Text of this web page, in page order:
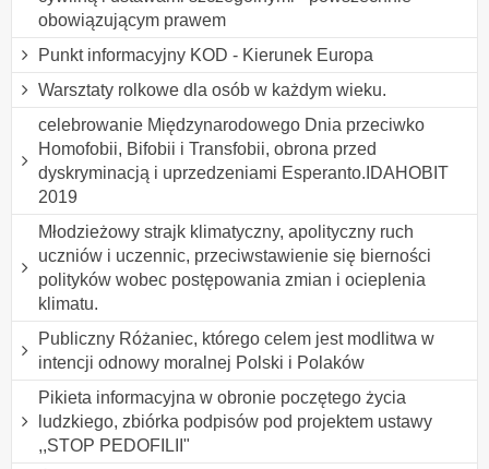
obowiązującym prawem
Punkt informacyjny KOD - Kierunek Europa
Warsztaty rolkowe dla osób w każdym wieku.
celebrowanie Międzynarodowego Dnia przeciwko
Homofobii, Bifobii i Transfobii, obrona przed
dyskryminacją i uprzedzeniami Esperanto.IDAHOBIT
2019
Młodzieżowy strajk klimatyczny, apolityczny ruch
uczniów i uczennic, przeciwstawienie się bierności
polityków wobec postępowania zmian i ocieplenia
klimatu.
Publiczny Różaniec, którego celem jest modlitwa w
intencji odnowy moralnej Polski i Polaków
Pikieta informacyjna w obronie poczętego życia
ludzkiego, zbiórka podpisów pod projektem ustawy
,,STOP PEDOFILII"